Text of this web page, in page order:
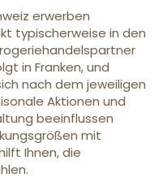
erwerben
typischerweise in den
in Franken, und
nach dem jeweiligen
Aktionen und
beeinflussen
mit
Ihnen, die